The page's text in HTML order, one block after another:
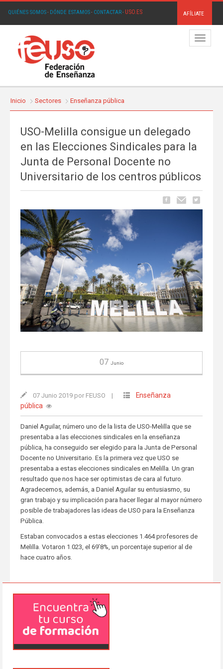
QUIÉNES SOMOS· DÓNDE ESTAMOS· CONTACTAR· USO.ES AFÍLIATE
Menú
Inicio Sectores Enseñanza pública
USO-Melilla consigue un delegado
en las Elecciones Sindicales para la
Junta de Personal Docente no
Universitario de los centros públicos
07 Junio
07 Junio 2019 por FEUSO |
Enseñanza
pública
Daniel Aguilar, número uno de la lista de USO-Melilla que se
presentaba a las elecciones sindicales en la enseñanza
pública, ha conseguido ser elegido para la Junta de Personal
Docente no Universitario. Es la primera vez que USO se
presentaba a estas elecciones sindicales en Melilla. Un gran
resultado que nos hace ser optimistas de cara al futuro.
Agradecemos, además, a Daniel Aguilar su entusiasmo, su
gran trabajo y su implicación para hacer llegar al mayor número
posible de trabajadores las ideas de USO para la Enseñanza
Pública.
Estaban convocados a estas elecciones 1.464 profesores de
Melilla. Votaron 1.023, el 69’8%, un porcentaje superior al de
hace cuatro años.